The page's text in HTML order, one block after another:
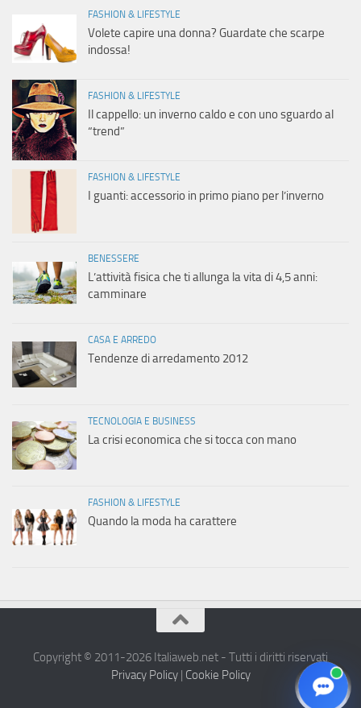
FASHION & LIFESTYLE
Volete capire una donna? Guardate che scarpe
indossa!
FASHION & LIFESTYLE
Il cappello: un inverno caldo e con uno sguardo al
“trend”
FASHION & LIFESTYLE
I guanti: accessorio in primo piano per l’inverno
BENESSERE
L’attività fisica che ti allunga la vita di 4,5 anni:
camminare
CASA E ARREDO
Tendenze di arredamento 2012
TECNOLOGIA E BUSINESS
La crisi economica che si tocca con mano
FASHION & LIFESTYLE
Quando la moda ha carattere
Copyright © 2011-2026 Italiaweb.net - Tutti i diritti riservati
Privacy Policy| Cookie Policy